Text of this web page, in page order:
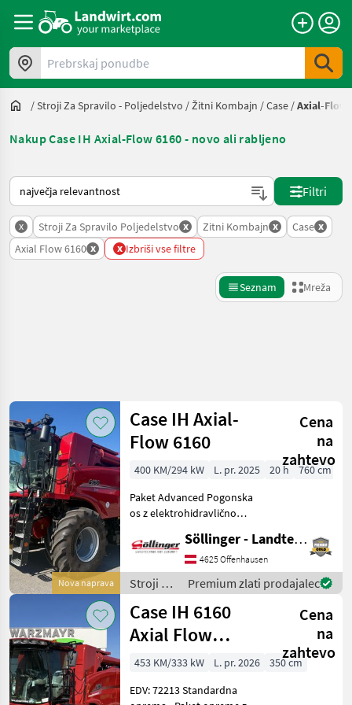
Prebrskaj ponudbe
/Stroji Za Spravilo - Poljedelstvo /Žitni Kombajn /Case /Axial-Flow
Nakup Case IH Axial-Flow 6160 - novo ali rabljeno
Tako je razvrščeno na Landwirt.com
Filtri
x Stroji Za Spravilo Poljedelstvo x Zitni Kombajn x Case x
Axial Flow 6160 x x Izbriši vse filtre
Seznam Mreža
Kategorija 5 Država Filtri
TRENUTNA
POT
Kmetijska
tehnika
Stroji Za
Spravilo
Poljedelstvo
Zitni
Axial
Flow
6160
IZBERITE
Ponastavi
Prikaži 3
rezultatov
Nova naprava
Case IH Axial-
Flow 6160
Cena
na
zahtevo
400 KM/294 kW L. pr. 2025 20 h
760 cm
Paket Advanced Pogonska
os z elektrohidravlično
IF800/65R32 in 480/80R26
Komplet kamer
Avtomatsko vrtljiva vlečna
naprava Hladilna skrinja
Radi
Söllinger - Landtechnik GmbH
4625 Offenhausen
Stroji za
spravilo
-
poljedelstvo
/ Case IH
Premium zlati prodajalec
Case IH 6160
Axial Flow
kombajn
Cena
na
zahtevo
453 KM/333 kW L. pr. 2026
350 cm
EDV: 72213 Standardna